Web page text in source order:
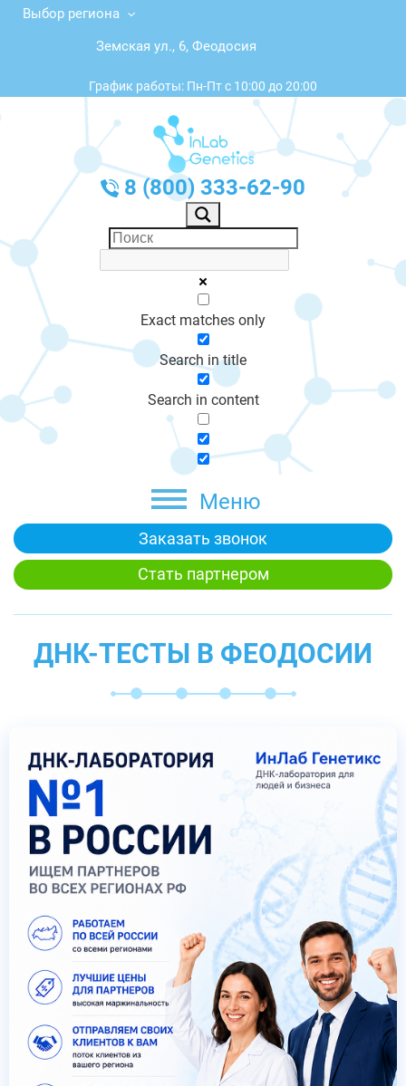
Выбор региона
Земская ул., 6, Феодосия
График работы: Пн-Пт с 10:00 до 20:00
8 (800) 333-62-90
Exact matches only
Search in title
Search in content
Меню
Заказать звонок
Стать партнером
ДНК-ТЕСТЫ В ФЕОДОСИИ